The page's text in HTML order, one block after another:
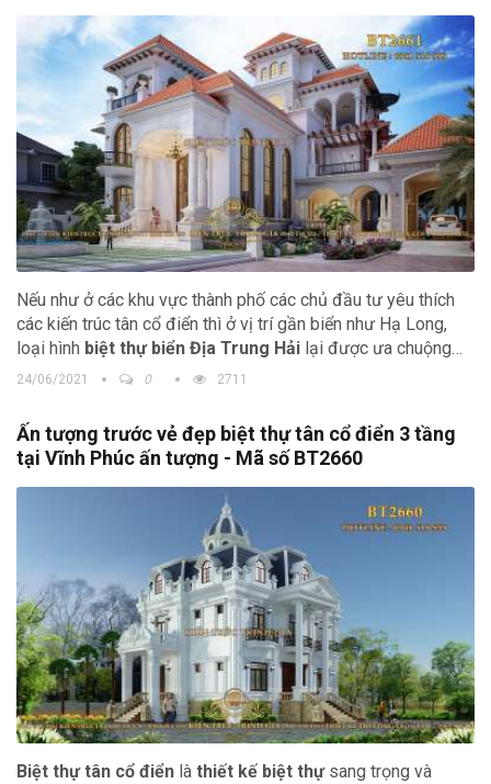
Nếu như ở các khu vực thành phố các chủ đầu tư yêu thích
các kiến trúc tân cổ điển thì ở vị trí gần biển như Hạ Long,
loại hình biệt thự biển Địa Trung Hải lại được ưa chuộng
hơn. Hãy cùng xem bản phối cảnh biệt thự ở Hạ Long của gia
24/06/2021 0 2711
Ấn tượng trước vẻ đẹp biệt thự tân cổ điển 3 tầng
tại Vĩnh Phúc ấn tượng - Mã số BT2660
Biệt thự tân cổ điển là thiết kế biệt thựsang trọng và